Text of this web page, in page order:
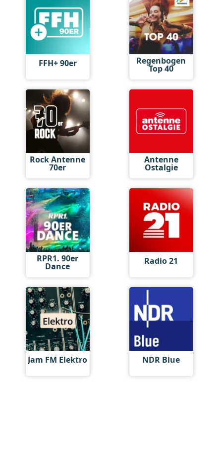
FFH+ 90er Regenbogen
Top 40
Rock Antenne
70er
Antenne
Ostalgie
RPR1. 90er
Dance Radio 21
Jam FM Elektro NDR Blue